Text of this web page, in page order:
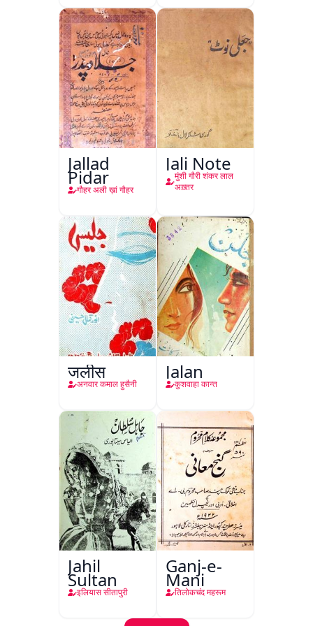
Jallad
Pidar
गौहर अली ख़ां गौहर
Jali Note
मुंशी गौरी शंकर लाल
अख़्तर
जलीस
अनवार कमाल हुसैनी
Jalan
कुशवाहा कान्त
Jahil
Sultan
इलियास सीतापुरी
Ganj-e-
Mani
तिलोकचंद महरूम